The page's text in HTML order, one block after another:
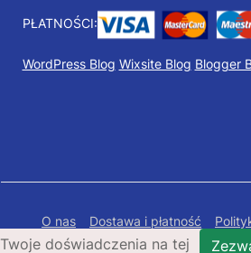
PŁATNOŚCI:
WordPress Blog Wixsite Blog Blogger
O nas Dostawa i płatność
Polityka prywatności
Twoje doświadczenia na tej